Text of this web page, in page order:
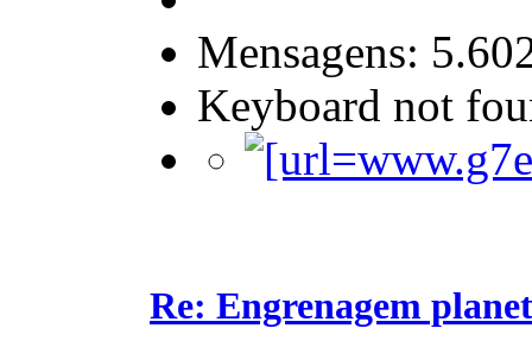
Mensagens:
Keyboard not
Re: Engrenagem